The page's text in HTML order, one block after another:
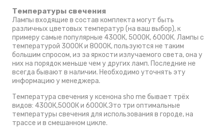
Температуры свечения
Лампы входящие в состав комплекта могут быть
различных цветовых температур (на ваш выбор), к
примеру самые популярные 4300К, 5000К, 6000К. Лампы с
температурой 3000К и 8000К, пользуются не таким
большим спросом, из за яркости излучаемого света, она у
них на порядок меньше чем у других ламп. Последние не
всегда бывают в наличии. Необходимо уточнять эту
информацию у менеджера.
Температура свечения у ксенона sho me бывает трёх
видов: 4300К,5000К и 6000К.Это три оптимальные
температуры свечения для использования в городе, на
трассе и в смешанном цикле.